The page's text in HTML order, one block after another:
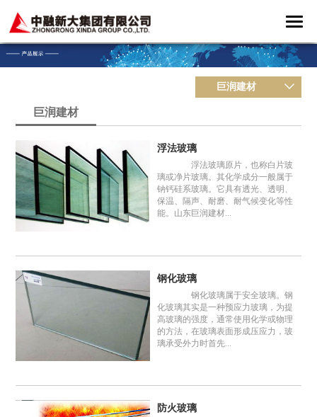
巨润建材
巨润建材
浮法玻璃
浮法玻璃原片，也称白片玻
璃或净片玻璃。其化学成分一般属于
钠钙硅系玻璃。它具有透光、透明、
保温、隔声、耐磨、耐气候变化等性
能。山东巨润建材...
钢化玻璃
钢化玻璃属于安全玻璃。钢
化玻璃其实是一种预应力玻璃，为提
高玻璃的强度，通常使用化学或物理
的方法，在玻璃表面形成压应力，玻
璃承受外力时首先...
防火玻璃